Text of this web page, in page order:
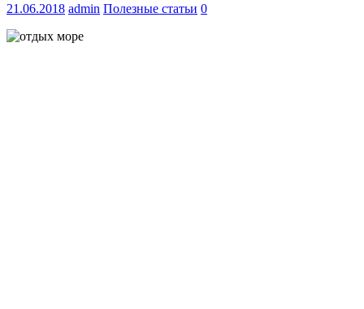
21.06.2018 admin Полезные статьи 0